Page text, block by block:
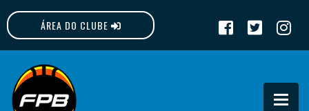
ÁREA DO CLUBE
FPB